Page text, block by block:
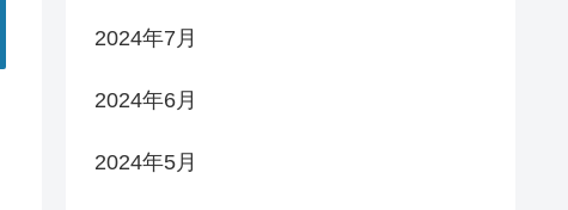
2024年7月
2024年6月
2024年5月